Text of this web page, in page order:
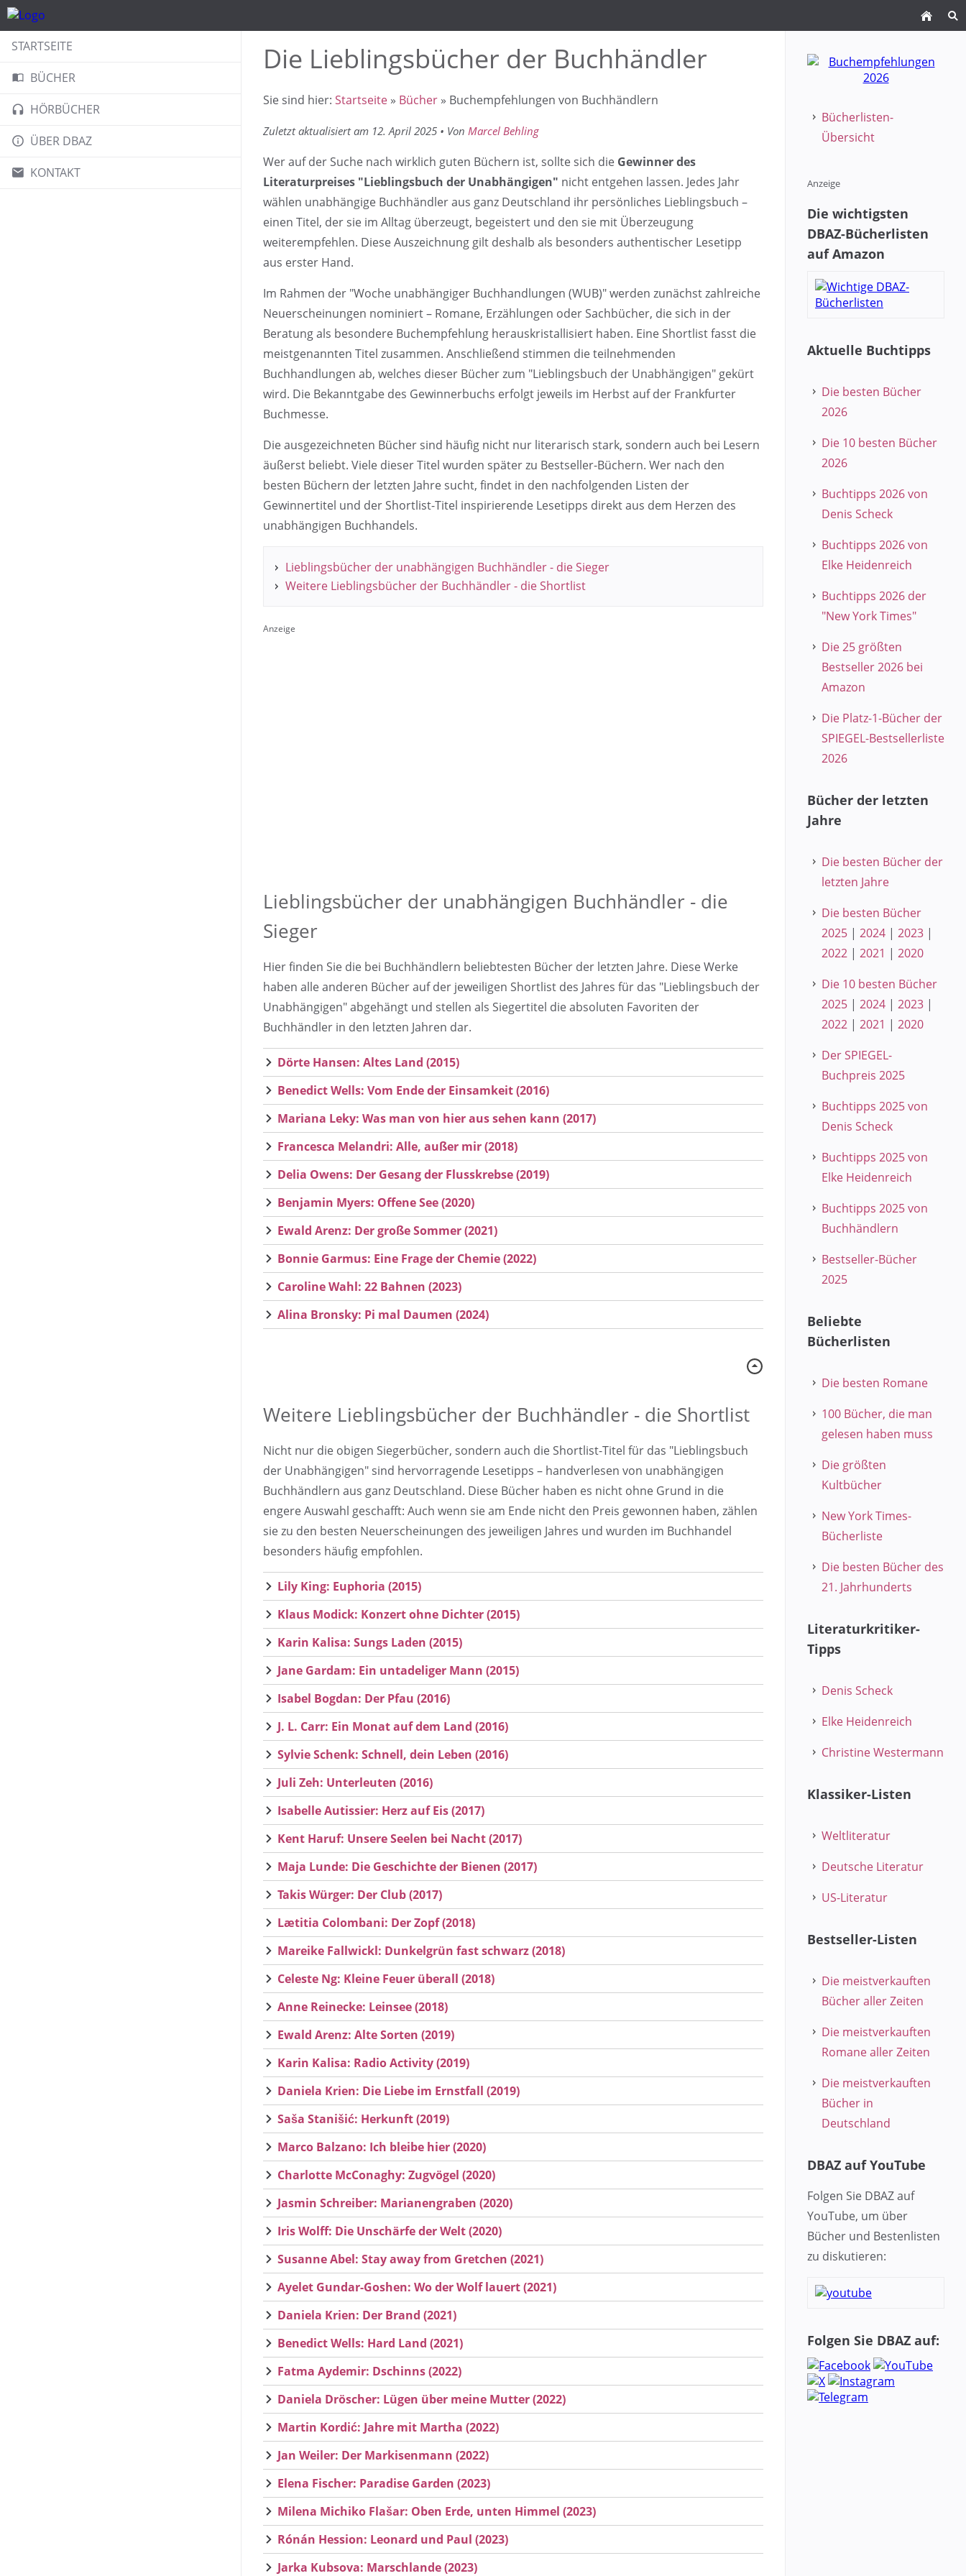
STARTSEITE
BÜCHER
HÖRBÜCHER
ÜBER DBAZ
KONTAKT
Die Lieblingsbücher der Buchhändler
Sie sind hier: Startseite » Bücher » Buchempfehlungen von Buchhändlern
Zuletzt aktualisiert am 12. April 2025 • Von Marcel Behling
Wer auf der Suche nach wirklich guten Büchern ist, sollte sich die Gewinner des
Literaturpreises "Lieblingsbuch der Unabhängigen" nicht entgehen lassen. Jedes Jahr
wählen unabhängige Buchhändler aus ganz Deutschland ihr persönliches Lieblingsbuch –
einen Titel, der sie im Alltag überzeugt, begeistert und den sie mit Überzeugung
weiterempfehlen. Diese Auszeichnung gilt deshalb als besonders authentischer Lesetipp
aus erster Hand.
Im Rahmen der "Woche unabhängiger Buchhandlungen (WUB)" werden zunächst zahlreiche
Neuerscheinungen nominiert – Romane, Erzählungen oder Sachbücher, die sich in der
Beratung als besondere Buchempfehlung herauskristallisiert haben. Eine Shortlist fasst die
meistgenannten Titel zusammen. Anschließend stimmen die teilnehmenden
Buchhandlungen ab, welches dieser Bücher zum "Lieblingsbuch der Unabhängigen" gekürt
wird. Die Bekanntgabe des Gewinnerbuchs erfolgt jeweils im Herbst auf der Frankfurter
Buchmesse.
Die ausgezeichneten Bücher sind häufig nicht nur literarisch stark, sondern auch bei Lesern
äußerst beliebt. Viele dieser Titel wurden später zu Bestseller-Büchern. Wer nach den
besten Büchern der letzten Jahre sucht, findet in den nachfolgenden Listen der
Gewinnertitel und der Shortlist-Titel inspirierende Lesetipps direkt aus dem Herzen des
unabhängigen Buchhandels.
Lieblingsbücher der unabhängigen Buchhändler - die Sieger
Weitere Lieblingsbücher der Buchhändler - die Shortlist
Anzeige
Lieblingsbücher der unabhängigen Buchhändler - die
Sieger
Hier finden Sie die bei Buchhändlern beliebtesten Bücher der letzten Jahre. Diese Werke
haben alle anderen Bücher auf der jeweiligen Shortlist des Jahres für das "Lieblingsbuch der
Unabhängigen" abgehängt und stellen als Siegertitel die absoluten Favoriten der
Buchhändler in den letzten Jahren dar.
Dörte Hansen: Altes Land (2015)
Benedict Wells: Vom Ende der Einsamkeit (2016)
Mariana Leky: Was man von hier aus sehen kann (2017)
Francesca Melandri: Alle, außer mir (2018)
Delia Owens: Der Gesang der Flusskrebse (2019)
Benjamin Myers: Offene See (2020)
Ewald Arenz: Der große Sommer (2021)
Bonnie Garmus: Eine Frage der Chemie (2022)
Caroline Wahl: 22 Bahnen (2023)
Alina Bronsky: Pi mal Daumen (2024)
Weitere Lieblingsbücher der Buchhändler - die Shortlist
Nicht nur die obigen Siegerbücher, sondern auch die Shortlist-Titel für das "Lieblingsbuch
der Unabhängigen" sind hervorragende Lesetipps – handverlesen von unabhängigen
Buchhändlern aus ganz Deutschland. Diese Bücher haben es nicht ohne Grund in die
engere Auswahl geschafft: Auch wenn sie am Ende nicht den Preis gewonnen haben, zählen
sie zu den besten Neuerscheinungen des jeweiligen Jahres und wurden im Buchhandel
besonders häufig empfohlen.
Lily King: Euphoria (2015)
Klaus Modick: Konzert ohne Dichter (2015)
Karin Kalisa: Sungs Laden (2015)
Jane Gardam: Ein untadeliger Mann (2015)
Isabel Bogdan: Der Pfau (2016)
J. L. Carr: Ein Monat auf dem Land (2016)
Sylvie Schenk: Schnell, dein Leben (2016)
Juli Zeh: Unterleuten (2016)
Isabelle Autissier: Herz auf Eis (2017)
Kent Haruf: Unsere Seelen bei Nacht (2017)
Maja Lunde: Die Geschichte der Bienen (2017)
Takis Würger: Der Club (2017)
Lætitia Colombani: Der Zopf (2018)
Mareike Fallwickl: Dunkelgrün fast schwarz (2018)
Celeste Ng: Kleine Feuer überall (2018)
Anne Reinecke: Leinsee (2018)
Ewald Arenz: Alte Sorten (2019)
Karin Kalisa: Radio Activity (2019)
Daniela Krien: Die Liebe im Ernstfall (2019)
Saša Stanišić: Herkunft (2019)
Marco Balzano: Ich bleibe hier (2020)
Charlotte McConaghy: Zugvögel (2020)
Jasmin Schreiber: Marianengraben (2020)
Iris Wolff: Die Unschärfe der Welt (2020)
Susanne Abel: Stay away from Gretchen (2021)
Ayelet Gundar-Goshen: Wo der Wolf lauert (2021)
Daniela Krien: Der Brand (2021)
Benedict Wells: Hard Land (2021)
Fatma Aydemir: Dschinns (2022)
Daniela Dröscher: Lügen über meine Mutter (2022)
Martin Kordić: Jahre mit Martha (2022)
Jan Weiler: Der Markisenmann (2022)
Elena Fischer: Paradise Garden (2023)
Milena Michiko Flašar: Oben Erde, unten Himmel (2023)
Rónán Hession: Leonard und Paul (2023)
Jarka Kubsova: Marschlande (2023)
Bücherlisten-
Übersicht
Anzeige
Die wichtigsten
DBAZ-Bücherlisten
auf Amazon
Aktuelle Buchtipps
Die besten Bücher
2026
Die 10 besten Bücher
2026
Buchtipps 2026 von
Denis Scheck
Buchtipps 2026 von
Elke Heidenreich
Buchtipps 2026 der
"New York Times"
Die 25 größten
Bestseller 2026 bei
Amazon
Die Platz-1-Bücher der
SPIEGEL-Bestsellerliste
2026
Bücher der letzten
Jahre
Die besten Bücher der
letzten Jahre
Die besten Bücher
2025 | 2024 | 2023 |
2022 | 2021 | 2020
Die 10 besten Bücher
2025 | 2024 | 2023 |
2022 | 2021 | 2020
Der SPIEGEL-
Buchpreis 2025
Buchtipps 2025 von
Denis Scheck
Buchtipps 2025 von
Elke Heidenreich
Buchtipps 2025 von
Buchhändlern
Bestseller-Bücher
2025
Beliebte
Bücherlisten
Die besten Romane
100 Bücher, die man
gelesen haben muss
Die größten
Kultbücher
New York Times-
Bücherliste
Die besten Bücher des
21. Jahrhunderts
Literaturkritiker-
Tipps
Denis Scheck
Elke Heidenreich
Christine Westermann
Klassiker-Listen
Weltliteratur
Deutsche Literatur
US-Literatur
Bestseller-Listen
Die meistverkauften
Bücher aller Zeiten
Die meistverkauften
Romane aller Zeiten
Die meistverkauften
Bücher in
Deutschland
DBAZ auf YouTube
Folgen Sie DBAZ auf
YouTube, um über
Bücher und Bestenlisten
zu diskutieren:
Folgen Sie DBAZ auf: